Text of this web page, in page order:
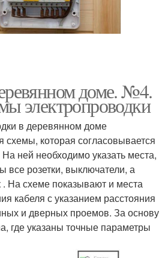
доме. №4.
электропроводки
в деревянном доме
схемы, которая согласовывается
ней необходимо указать места,
все розетки, выключатели, а
. На схеме показывают и места
кабеля с указанием расстояния
и дверных проемов. За основу
где указаны точные параметры